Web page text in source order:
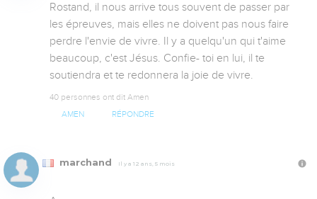
Rostand, il nous arrive tous souvent de passer par
les épreuves, mais elles ne doivent pas nous faire
perdre l'envie de vivre. Il y a quelqu'un qui t'aime
beaucoup, c'est Jésus. Confie- toi en lui, il te
soutiendra et te redonnera la joie de vivre.
40 personnes ont dit Amen
AMEN RÉPONDRE
marchand Il y a 12 ans, 5 mois